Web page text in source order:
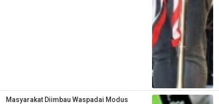
Masyarakat Diimbau Waspadai Modus